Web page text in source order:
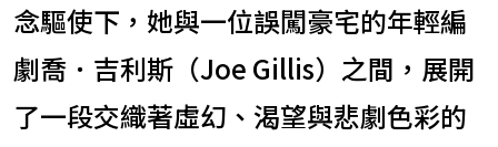
念驅使下，她與一位誤闖豪宅的年輕編
劇喬．吉利斯（Joe Gillis）之間，展開
了一段交織著虛幻、渴望與悲劇色彩的